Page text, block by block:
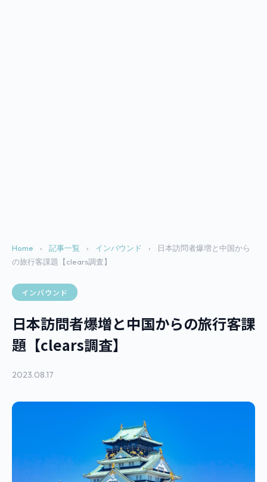
Home › 記事一覧 › インバウンド ›
日本訪問者爆増と中国から
の旅行客課題【clears調査】
インバウンド
日本訪問者爆増と中国からの旅行客課
題【clears調査】
2023.08.17